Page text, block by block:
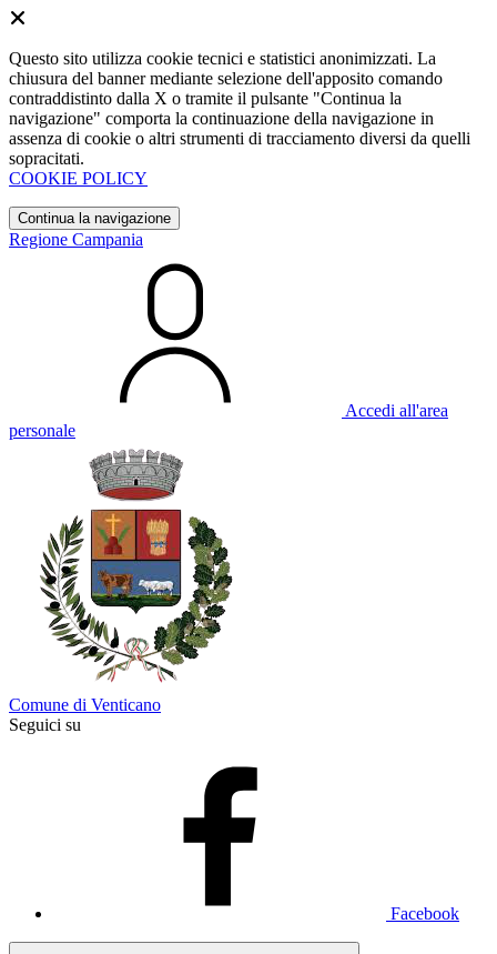
Questo sito utilizza cookie tecnici e statistici anonimizzati. La
chiusura del banner mediante selezione dell'apposito comando
contraddistinto dalla X o tramite il pulsante "Continua la
navigazione" comporta la continuazione della navigazione in
assenza di cookie o altri strumenti di tracciamento diversi da quelli
sopracitati.
COOKIE POLICY
Continua la navigazione
Regione Campania
Accedi all'area
personale
Comune di Venticano
Seguici su
Facebook